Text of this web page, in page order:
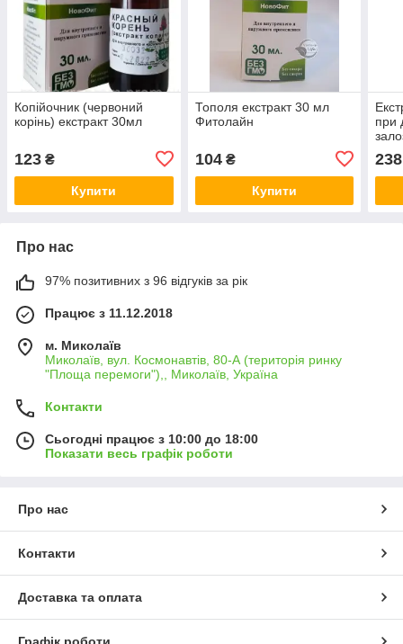
Копійочник (червоний
корінь) екстракт 30мл
123 ₴
Купити
Тополя екстракт 30 мл
Фитолайн
104₴
Купити
при
238
Про нас
97% позитивних з 96 відгуків за рік
Працює з 11.12.2018
м. Миколаїв
Миколаїв, вул. Космонавтів, 80-А (територія ринку
"Площа перемоги"),, Миколаїв, Україна
Контакти
Сьогодні працює з 10:00 до 18:00
Показати весь графік роботи
Про нас
Контакти
Доставка та оплата